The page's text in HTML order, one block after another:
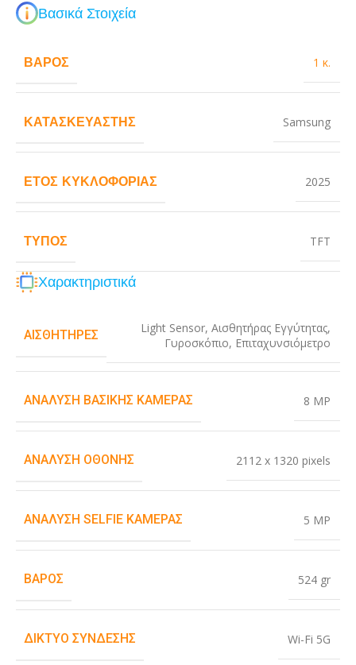
Βασικά Στοιχεία
ΒΆΡΟΣ 1 κ.
ΚΑΤΑΣΚΕΥΑΣΤΉΣ Samsung
ΈΤΟΣ ΚΥΚΛΟΦΟΡΊΑΣ 2025
ΤΎΠΟΣ TFT
Χαρακτηριστικά
ΑΙΣΘΗΤΉΡΕΣ Light Sensor, Αισθητήρας Εγγύτητας,
Γυροσκόπιο, Επιταχυνσιόμετρο
ΑΝΆΛΥΣΗ ΒΑΣΙΚΉΣ ΚΆΜΕΡΑΣ 8 MP
ΑΝΆΛΥΣΗ ΟΘΌΝΗΣ 2112 x 1320 pixels
ΑΝΆΛΥΣΗ SELFIE ΚΆΜΕΡΑΣ 5 MP
ΒΆΡΟΣ 524 gr
ΔΊΚΤΥΟ ΣΎΝΔΕΣΗΣ Wi-Fi 5G